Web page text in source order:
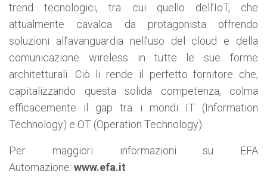
trend tecnologici, tra cui quello dell’IoT, che
attualmente cavalca da protagonista offrendo
soluzioni all’avanguardia nell’uso del cloud e della
comunicazione wireless in tutte le sue forme
architetturali. Ciò li rende il perfetto fornitore che,
capitalizzando questa solida competenza, colma
efficacemente il gap tra i mondi IT (Information
Technology) e OT (Operation Technology).
Per maggiori informazioni su EFA
Automazione: www.efa.it